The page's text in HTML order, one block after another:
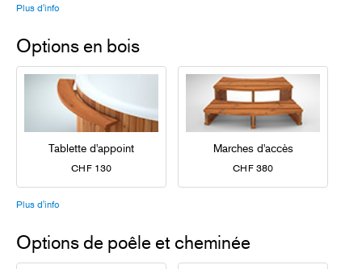
Plus d'info
Options en bois
Tablette d'appoint
CHF 130
Marches d'accès
CHF 380
Plus d'info
Options de poêle et cheminée